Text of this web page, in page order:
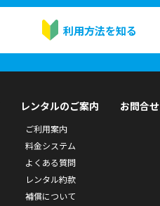
利用方法を知る
レンタルのご案内
ご利用案内
料金システム
よくある質問
レンタル約款
補償について
お問合せ